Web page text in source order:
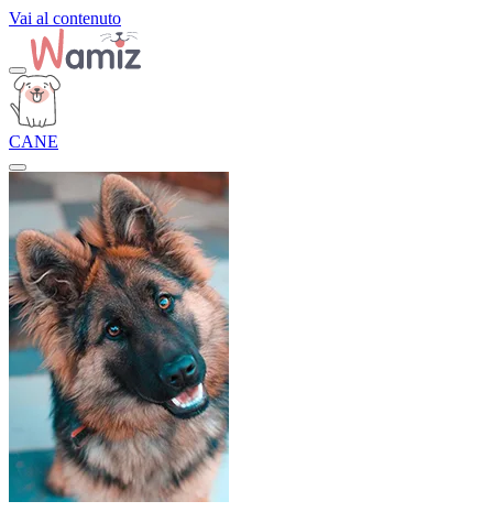
Vai al contenuto
CANE